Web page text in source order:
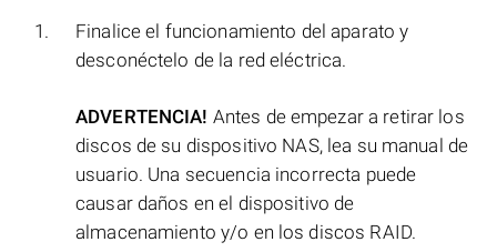
Finalice el funcionamiento del aparato y
desconéctelo de la red eléctrica.
ADVERTENCIA! Antes de empezar a retirar los
discos de su dispositivo NAS, lea su manual de
usuario. Una secuencia incorrecta puede
causar daños en el dispositivo de
almacenamiento y/o en los discos RAID.